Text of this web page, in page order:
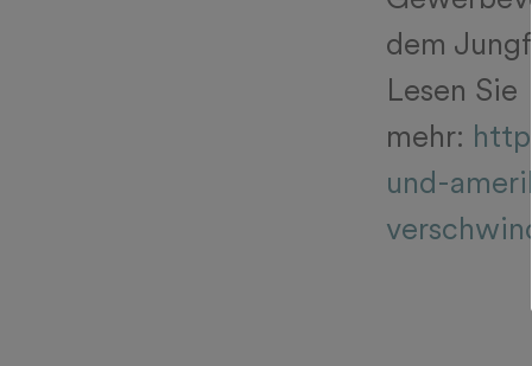
dem
Lesen Sie
mehr:
und-